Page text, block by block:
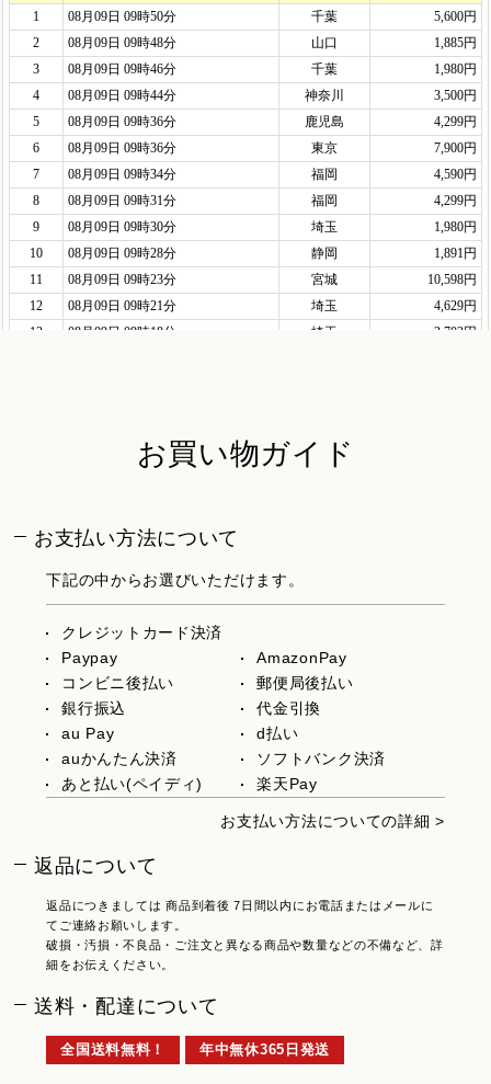
お買い物ガイド
お支払い方法について
下記の中からお選びいただけます。
クレジットカード決済
Paypay
AmazonPay
コンビニ後払い
郵便局後払い
銀行振込
代金引換
au Pay
d払い
auかんたん決済
ソフトバンク決済
あと払い(ペイディ)
楽天Pay
お支払い方法についての詳細 >
返品について
返品につきましては 商品到着後 7日間以内にお電話またはメールに
てご連絡お願いします。
破損・汚損・不良品・ご注文と異なる商品や数量などの不備など、詳
細をお伝えください。
送料・配達について
全国送料無料！ 年中無休365日発送